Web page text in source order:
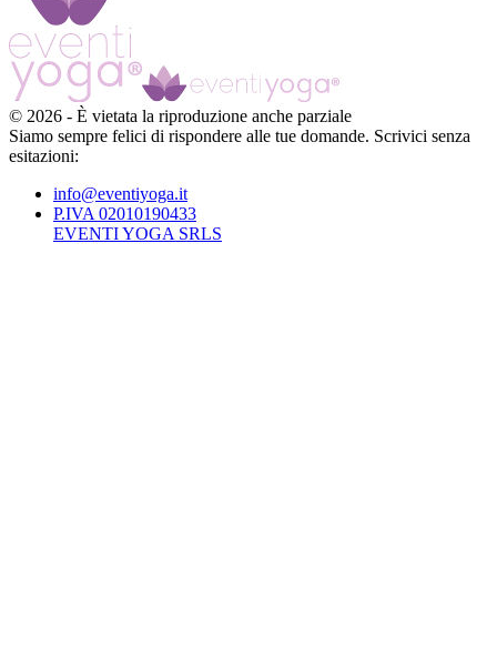
© 2026 - È vietata la riproduzione anche parziale
Siamo sempre felici di rispondere alle tue domande. Scrivici senza
esitazioni:
info@eventiyoga.it
P.IVA 02010190433
EVENTI YOGA SRLS